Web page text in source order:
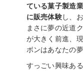
ている菓子製造
に販売体験し、
まさに夢の近道
が大きく前進、
ボンはあなたの
すっごい興味あ